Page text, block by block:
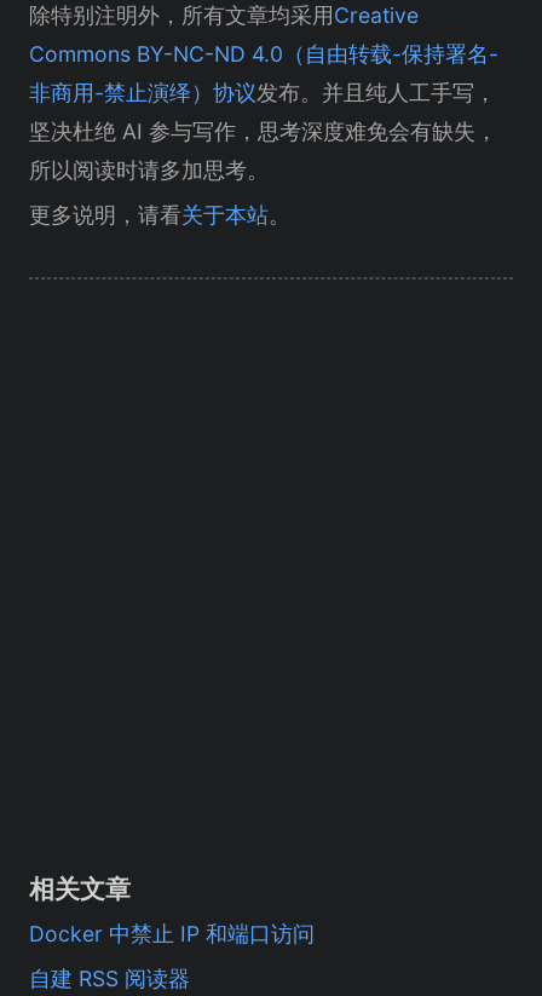
除特别注明外，所有文章均采用Creative
Commons BY-NC-ND 4.0（自由转载-保持署名-
非商用-禁止演绎）协议发布。并且纯人工手写，
坚决杜绝 AI 参与写作，思考深度难免会有缺失，
所以阅读时请多加思考。
更多说明，请看关于本站。
相关文章
Docker 中禁止 IP 和端口访问
自建 RSS 阅读器